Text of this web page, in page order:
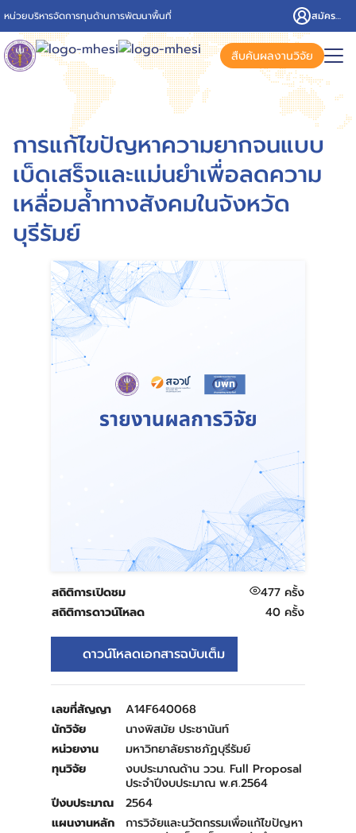
หน่วยบริหารจัดการทุนด้านการพัฒนาพื้นที่ สมัครสมาชิก/เข้าสู่ระบบ
สืบค้นผลงานวิจัย
การแก้ไขปัญหาความยากจนแบบ
เบ็ดเสร็จและแม่นยำเพื่อลดความ
เหลื่อมล้ำทางสังคมในจังหวัด
บุรีรัมย์
สถิติการเปิดชม 477 ครั้ง
สถิติการดาวน์โหลด 40 ครั้ง
ดาวน์โหลดเอกสารฉบับเต็ม
เลขที่สัญญา A14F640068
นักวิจัย นางพิสมัย ประชานันท์
หน่วยงาน มหาวิทยาลัยราชภัฏบุรีรัมย์
ทุนวิจัย
งบประมาณด้าน ววน. Full Proposal
ประจำปีงบประมาณ พ.ศ.2564
ปีงบประมาณ 2564
แผนงานหลัก
การวิจัยและนวัตกรรมเพื่อแก้ไขปัญหา